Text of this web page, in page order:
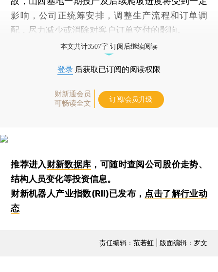
影响，公司正统筹安排，调整生产流程和订单调
配，尽力减少或消除对客户订单交付的影响。
本文共计3507字 订阅后继续阅读
登录 后获取已订阅的阅读权限
财新通会员
可畅读全文
订阅/会员升级
推荐进入财新数据库 ，可随时查阅公司股价走势、
结构人员变化等投资信息。
财新机器人产业指数(RII)已发布， 点击了解行业动
态
责任编辑：范若虹 | 版面编辑：罗文